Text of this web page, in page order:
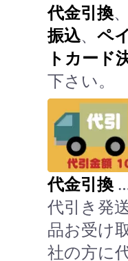
代金引換、
振込、 ペ
トカード
下さい。
代金引換
代引き発
品お受け
社の方に